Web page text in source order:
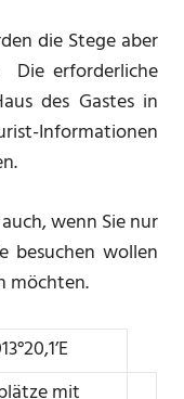
die Stege aber
erforderliche
des Gastes in
Informationen
wenn Sie nur
besuchen wollen
möchten.